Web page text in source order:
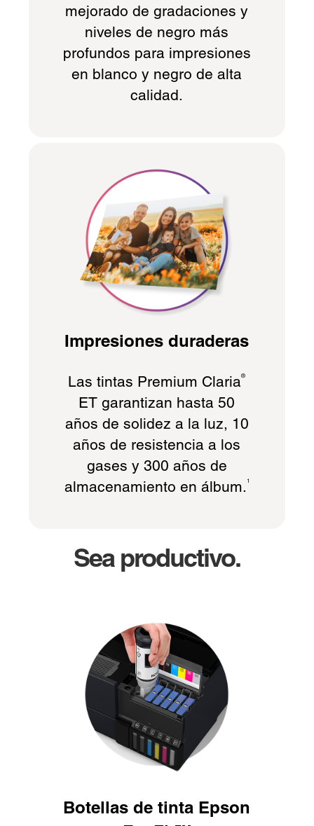
mejorado de gradaciones y
niveles de negro más
profundos para impresiones
en blanco y negro de alta
calidad.
Impresiones duraderas
Las tintas Premium Claria®
ET garantizan hasta 50
años de solidez a la luz, 10
años de resistencia a los
gases y 300 años de
almacenamiento en álbum. 1
Sea productivo.
Botellas de tinta Epson